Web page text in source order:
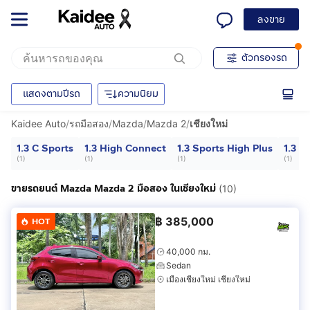
ลงขาย
ตัวกรองรถ
แสดงตามปีรถ ความนิยม
Kaidee Auto/รถมือสอง/Mazda/Mazda 2/เชียงใหม่
1.3 C Sports
(1)
1.3 High Connect
(1)
1.3 Sports High Plus
(1)
1.3
(1)
ขายรถยนต์ Mazda Mazda 2 มือสอง ในเชียงใหม่ (10)
HOT ฿ 385,000
40,000 กม.
Sedan
เมืองเชียงใหม่ เชียงใหม่